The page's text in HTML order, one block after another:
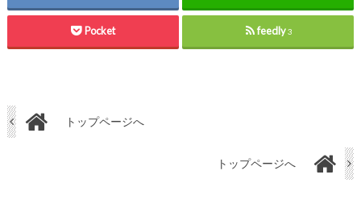
Pocket feedly3
トップページへ
トップページへ